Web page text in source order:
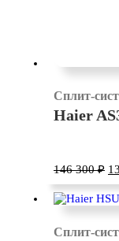
Сплит-
Haier
146 300₽
Сплит-